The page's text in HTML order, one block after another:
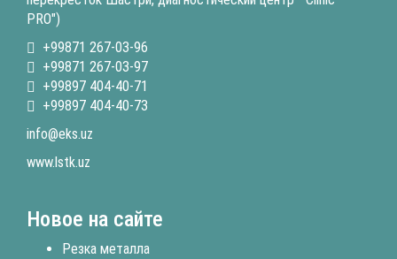
PRO")
+99871 267-03-96
+99871 267-03-97
+99897 404-40-71
+99897 404-40-73
info@eks.uz
www.lstk.uz
Новое на сайте
Резка металла